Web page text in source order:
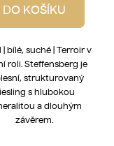
DO KOŠÍKU
| bílé, suché | Terroir v
roli. Steffensberg je
strukturovaný
s hlubokou
a dlouhým
závěrem.